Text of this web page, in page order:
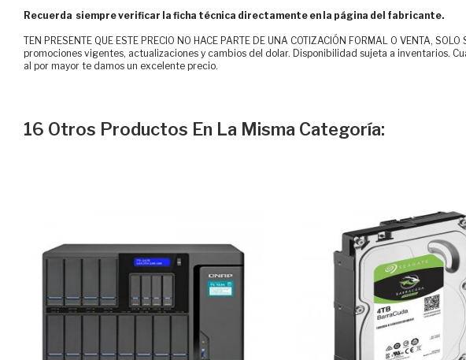
Recuerda siempre verificar la ficha técnica directamente en la página del fabricante.
TEN PRESENTE QUE ESTE PRECIO NO HACE PARTE DE UNA COTIZACIÓN FORMAL O VENTA,
promociones vigentes, actualizaciones y cambios del dolar. Disponibilidad sujeta a inventarios.
al por mayor te damos un excelente precio.
16 Otros Productos En La Misma Categoría: